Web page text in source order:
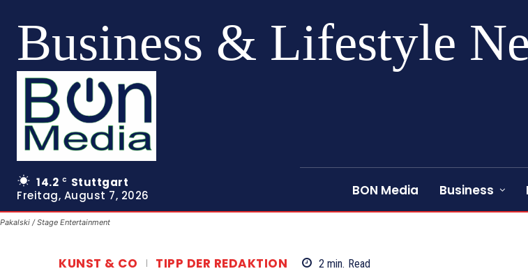
Business & Lifestyle
14.2 C
Stuttgart
Freitag, August 7, 2026
BON Media Business
Pakalski / Stage Entertainment
KUNST & CO TIPP DER REDAKTION 2 min. Read